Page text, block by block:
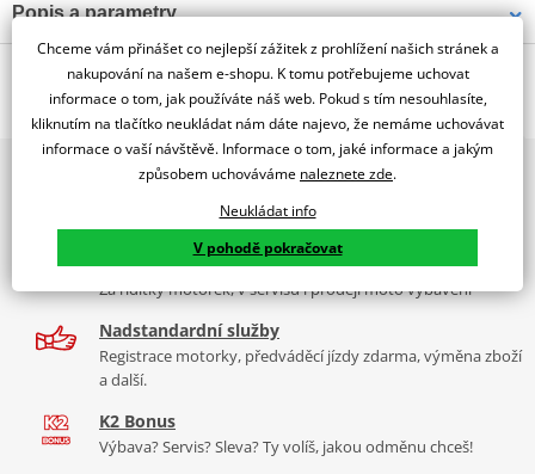
Popis a parametry
Jsme autorizovaný
dealer značky PUIG
RACING SCREEN DUCATI PANIGALE / SUPERLEGGERA
Tabulka velikostí
Co když mi to nebude
PDF Aerodynamic test
O výrobci
PUIG byl založen v roce 1964 ve Španělsku. Vyrábí se ve městě
Granollers poblíž Barcelony na ploše 8 000 m² v objektu, který se
dělí na 3 části: komerční, odlitkovou a kovových součástek. Již 40
let se účastní nejslavnějších závodů motocyklů po celém světě. V
naší nabídce naleznete doplňky a příslušenství například: plexi,
padací protektory a mnoho dalšího.
Zobrazit všechny produktyznačky PUIG
2x multibrand showroom
díly, to vše v Praze a Liberci
Více než 30 let zkušeností
Za řídítky motorek, v servisu i prodeji moto vybavení
Nadstandardní služby
Registrace motorky, předváděcí jízdy zdarma, výměna zboží
a další.
K2 Bonus
Výbava? Servis? Sleva? Ty volíš, jakou odměnu chceš!
Chceme vám přinášet co nejlepší zážitek z prohlížení našich stránek a
nakupování na našem e-shopu. K tomu potřebujeme uchovat
informace o tom, jak používáte náš web. Pokud s tím nesouhlasíte,
kliknutím na tlačítko neukládat nám dáte najevo, že nemáme uchovávat
informace o vaší návštěvě. Informace o tom, jaké informace a jakým
způsobem uchováváme naleznete zde.
Neukládat info
V pohodě pokračovat